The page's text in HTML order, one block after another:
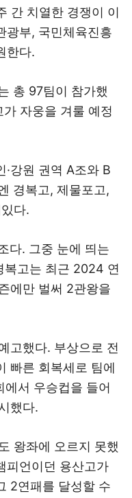
간 치열한 경쟁이 이
광부, 국민체육진흥
한다.
총 97팀이 참가했
자웅을 겨룰 예정
·강원 권역 A조와 B
경복고, 제물포고,
다.
다. 그중 눈에 띄는
복고는 최근 2024 연
에만 벌써 2관왕을
고했다. 부상으로 전
빠른 회복세로 팀에
서 우승컵을 들어
했다.
왕좌에 오르지 못했
피언이던 용산고가
2연패를 달성할 수